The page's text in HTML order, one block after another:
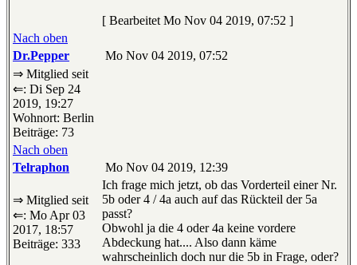
[ Bearbeitet Mo Nov 04 2019, 07:52 ]
Nach oben
Dr.Pepper
Mo Nov 04 2019, 07:52
⇒ Mitglied seit
⇐: Di Sep 24
2019, 19:27
Wohnort: Berlin
Beiträge: 73
Nach oben
Telraphon
Mo Nov 04 2019, 12:39
⇒ Mitglied seit
⇐: Mo Apr 03
2017, 18:57
Beiträge: 333
Ich frage mich jetzt, ob das Vorderteil einer Nr.
5b oder 4 / 4a auch auf das Rückteil der 5a
passt?
Obwohl ja die 4 oder 4a keine vordere
Abdeckung hat.... Also dann käme
wahrscheinlich doch nur die 5b in Frage, oder?